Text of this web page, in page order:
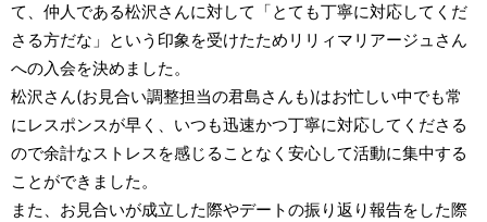
て、仲人である松沢さんに対して「とても丁寧に対応してくだ
さる方だな」という印象を受けたためリリィマリアージュさん
への入会を決めました。
松沢さん(お見合い調整担当の君島さんも)はお忙しい中でも常
にレスポンスが早く、いつも迅速かつ丁寧に対応してくださる
ので余計なストレスを感じることなく安心して活動に集中する
ことができました。
また、お見合いが成立した際やデートの振り返り報告をした際